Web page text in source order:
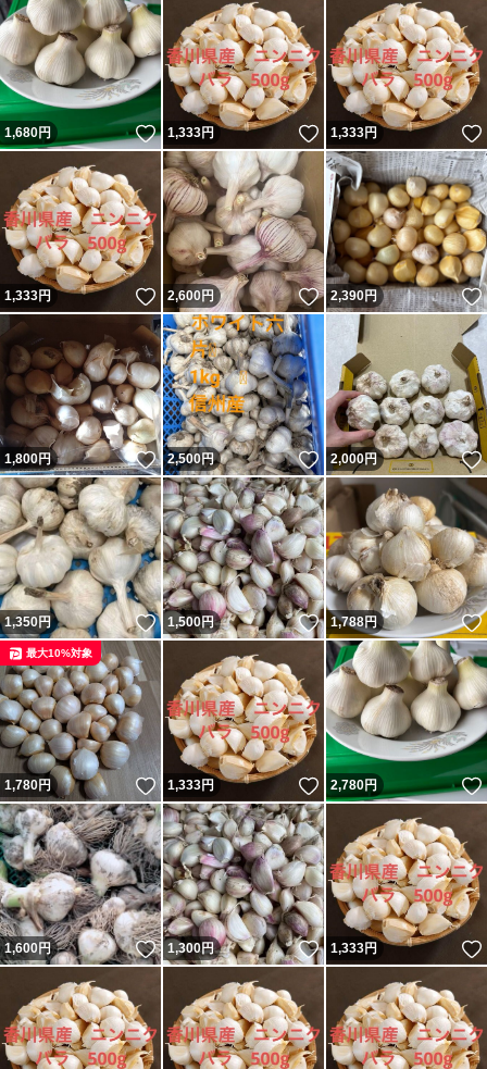
1,680円 いいね！
1,333円 いいね！
1,333円
1,333円 いいね！
2,600円 いいね！
2,390円
1,800円 いいね！
2,500円 いいね！
2,000円
1,350円 いいね！
1,500円 いいね！
1,788円
1,780円 いいね！
最大10%対象
1,333円 いいね！
2,780円
1,600円 いいね！
1,300円 いいね！
1,333円